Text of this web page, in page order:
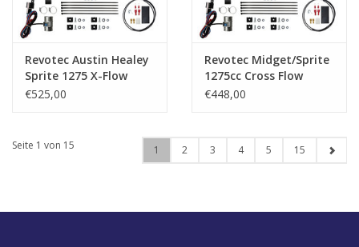
Revotec Austin Healey
Sprite 1275 X-Flow
Positive Earth
€525,00
Revotec Midget/Sprite
1275cc Cross Flow
Radiator
€448,00
Seite 1 von 15 1 2 3 4 5 15